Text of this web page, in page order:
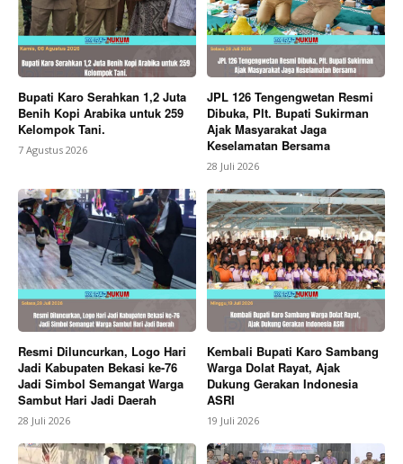
News Week
Magazine PRO
SUBSCRIBE NOW
Company
About
Bupati Karo Serahkan 1,2 Juta
Benih Kopi Arabika untuk 259
Kelompok Tani.
7 Agustus 2026
JPL 126 Tengengwetan Resmi
Dibuka, Plt. Bupati Sukirman
Ajak Masyarakat Jaga
Keselamatan Bersama
28 Juli 2026
Resmi Diluncurkan, Logo Hari
Jadi Kabupaten Bekasi ke-76
Jadi Simbol Semangat Warga
Sambut Hari Jadi Daerah
28 Juli 2026
Kembali Bupati Karo Sambang
Warga Dolat Rayat, Ajak
Dukung Gerakan Indonesia
ASRI
19 Juli 2026